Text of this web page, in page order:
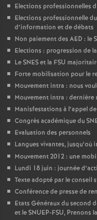
Elections professionnelles
Elections professionnelle
d’information et de débats
Non paiement des AED : le
Elections : progression de
Le SNES et la FSU
Forte mobilisation pour le
Mouvement intra : nous
Mouvement intra : dernière
Manisfestations à l’appel de
Congrès académique du
Evaluation des personnels
Langues vivantes, jusqu’où
Mouvement 2012 : une
Lundi 18 juin : journée
Texte adopté par le conseil
Conférence de presse de
Etats Généraux du second
et le SNUEP-FSU, Prenons